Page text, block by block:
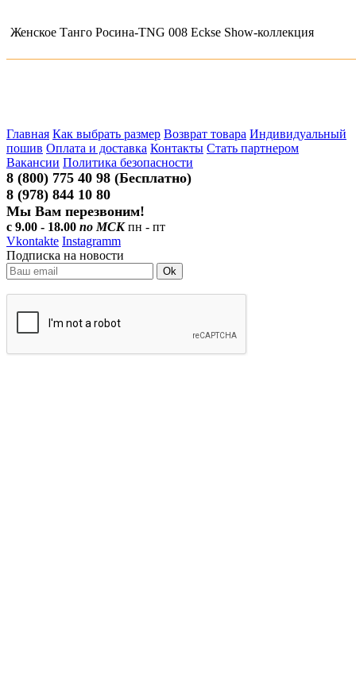
Женское Танго Росина-TNG 008 Eckse Show-коллекция
Главная Как выбрать размер Возврат товара Индивидуальный
пошив Оплата и доставка Контакты Стать партнером
Вакансии Политика безопасности
8 (800) 775 40 98 (Бесплатно)
8 (978) 844 10 80
Мы Вам перезвоним!
с 9.00 - 18.00 по МСКпн - пт
Vkontakte Instagramm
Подписка на новости